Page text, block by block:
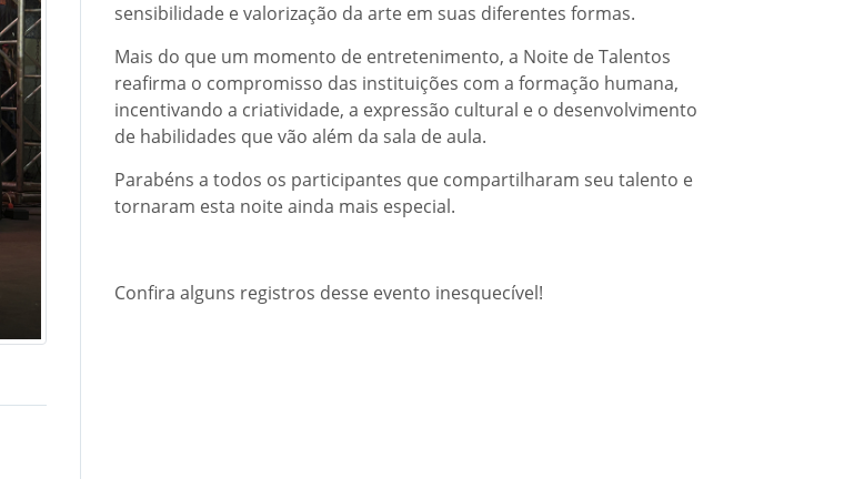
sensibilidade e valorização da arte em suas diferentes formas.
Mais do que um momento de entretenimento, a Noite de Talentos
reafirma o compromisso das instituições com a formação humana,
incentivando a criatividade, a expressão cultural e o desenvolvimento
de habilidades que vão além da sala de aula.
Parabéns a todos os participantes que compartilharam seu talento e
tornaram esta noite ainda mais especial.
Confira alguns registros desse evento inesquecível!